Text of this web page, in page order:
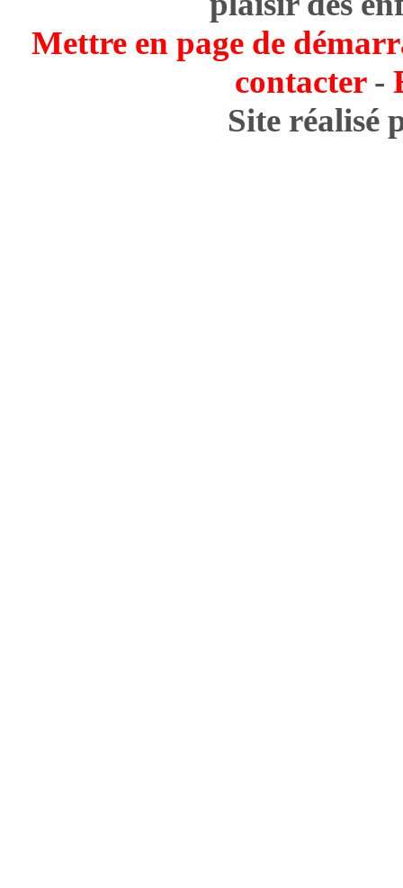
Mettre en page de
contacter-
Site réalisé